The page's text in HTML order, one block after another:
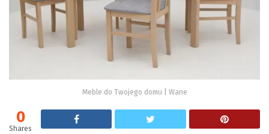
Meble do Twojego domu | Wane
0
Shares